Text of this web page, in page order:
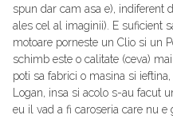
spun dar cam asa e), indiferent
ales cel al imaginii). E suficient
motoare porneste un Clio si un
schimb este o calitate (ceva)
poti sa fabrici o masina si
Logan, insa si acolo s-au facut
eu il vad a fi caroseria care nu e